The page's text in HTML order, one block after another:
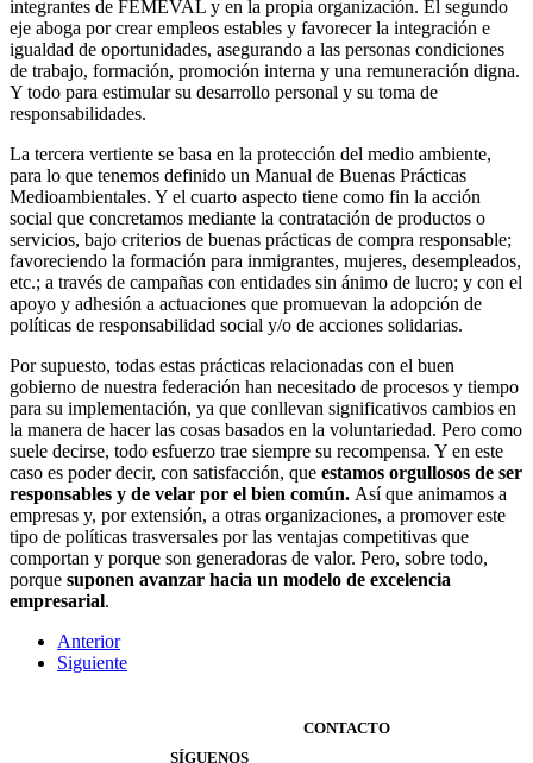
integrantes de FEMEVAL y en la propia organización. El segundo
eje aboga por crear empleos estables y favorecer la integración e
igualdad de oportunidades, asegurando a las personas condiciones
de trabajo, formación, promoción interna y una remuneración digna.
Y todo para estimular su desarrollo personal y su toma de
responsabilidades.
La tercera vertiente se basa en la protección del medio ambiente,
para lo que tenemos definido un Manual de Buenas Prácticas
Medioambientales. Y el cuarto aspecto tiene como fin la acción
social que concretamos mediante la contratación de productos o
servicios, bajo criterios de buenas prácticas de compra responsable;
favoreciendo la formación para inmigrantes, mujeres, desempleados,
etc.; a través de campañas con entidades sin ánimo de lucro; y con el
apoyo y adhesión a actuaciones que promuevan la adopción de
políticas de responsabilidad social y/o de acciones solidarias.
Por supuesto, todas estas prácticas relacionadas con el buen
gobierno de nuestra federación han necesitado de procesos y tiempo
para su implementación, ya que conllevan significativos cambios en
la manera de hacer las cosas basados en la voluntariedad. Pero como
suele decirse, todo esfuerzo trae siempre su recompensa. Y en este
caso es poder decir, con satisfacción, que estamos orgullosos de ser
responsables y de velar por el bien común. Así que animamos a
empresas y, por extensión, a otras organizaciones, a promover este
tipo de políticas trasversales por las ventajas competitivas que
comportan y porque son generadoras de valor. Pero, sobre todo,
porque suponen avanzar hacia un modelo de excelencia
empresarial.
Anterior
Siguiente
SÍGUENOS
CONTACTO